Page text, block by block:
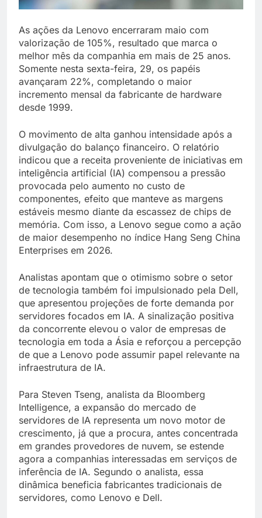
As ações da Lenovo encerraram maio com
valorização de 105%, resultado que marca o
melhor mês da companhia em mais de 25 anos.
Somente nesta sexta-feira, 29, os papéis
avançaram 22%, completando o maior
incremento mensal da fabricante de hardware
desde 1999.
O movimento de alta ganhou intensidade após a
divulgação do balanço financeiro. O relatório
indicou que a receita proveniente de iniciativas em
inteligência artificial (IA) compensou a pressão
provocada pelo aumento no custo de
componentes, efeito que manteve as margens
estáveis mesmo diante da escassez de chips de
memória. Com isso, a Lenovo segue como a ação
de maior desempenho no índice Hang Seng China
Enterprises em 2026.
Analistas apontam que o otimismo sobre o setor
de tecnologia também foi impulsionado pela Dell,
que apresentou projeções de forte demanda por
servidores focados em IA. A sinalização positiva
da concorrente elevou o valor de empresas de
tecnologia em toda a Ásia e reforçou a percepção
de que a Lenovo pode assumir papel relevante na
infraestrutura de IA.
Para Steven Tseng, analista da Bloomberg
Intelligence, a expansão do mercado de
servidores de IA representa um novo motor de
crescimento, já que a procura, antes concentrada
em grandes provedores de nuvem, se estende
agora a companhias interessadas em serviços de
inferência de IA. Segundo o analista, essa
dinâmica beneficia fabricantes tradicionais de
servidores, como Lenovo e Dell.